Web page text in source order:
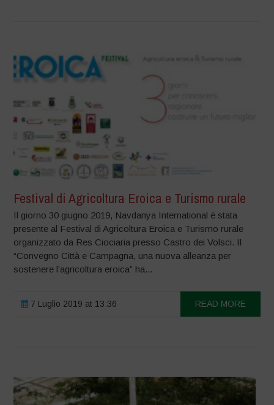
Festival di Agricoltura Eroica e Turismo rurale
Il giorno 30 giugno 2019, Navdanya International è stata
presente al Festival di Agricoltura Eroica e Turismo rurale
organizzato da Res Ciociaria presso Castro dei Volsci. Il
“Convegno Città e Campagna, una nuova alleanza per
sostenere l’agricoltura eroica” ha...
7 Luglio 2019 at 13:36 READ MORE